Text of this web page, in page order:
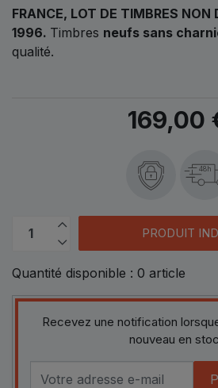
FRANCE, LOT DE TIMBRES NON
1996. Timbres neufs sans
qualité.
169,00
48h
PRODUIT
Quantité disponible : 0 article
Recevez une notification
nouveau en